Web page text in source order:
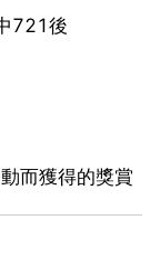
721後
而獲得的獎賞